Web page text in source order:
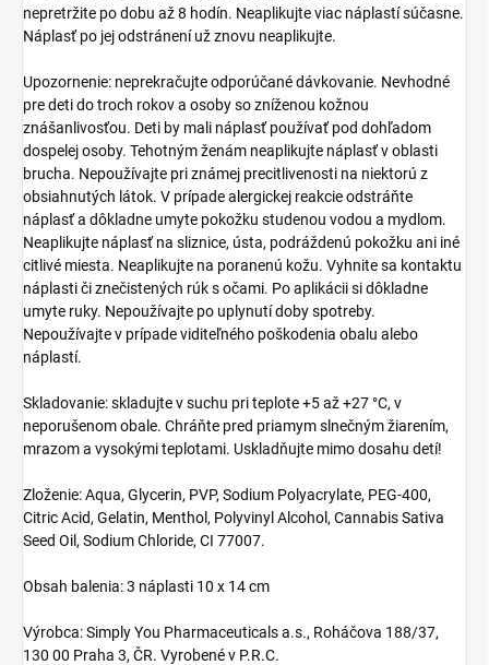
nepretržite po dobu až 8 hodín. Neaplikujte viac náplastí súčasne.
Náplasť po jej odstránení už znovu neaplikujte.
Upozornenie: neprekračujte odporúčané dávkovanie. Nevhodné
pre deti do troch rokov a osoby so zníženou kožnou
znášanlivosťou. Deti by mali náplasť používať pod dohľadom
dospelej osoby. Tehotným ženám neaplikujte náplasť v oblasti
brucha. Nepoužívajte pri známej precitlivenosti na niektorú z
obsiahnutých látok. V prípade alergickej reakcie odstráňte
náplasť a dôkladne umyte pokožku studenou vodou a mydlom.
Neaplikujte náplasť na sliznice, ústa, podráždenú pokožku ani iné
citlivé miesta. Neaplikujte na poranenú kožu. Vyhnite sa kontaktu
náplasti či znečistených rúk s očami. Po aplikácii si dôkladne
umyte ruky. Nepoužívajte po uplynutí doby spotreby.
Nepoužívajte v prípade viditeľného poškodenia obalu alebo
náplastí.
Skladovanie: skladujte v suchu pri teplote +5 až +27 °C, v
neporušenom obale. Chráňte pred priamym slnečným žiarením,
mrazom a vysokými teplotami. Uskladňujte mimo dosahu detí!
Zloženie: Aqua, Glycerin, PVP, Sodium Polyacrylate, PEG-400,
Citric Acid, Gelatin, Menthol, Polyvinyl Alcohol, Cannabis Sativa
Seed Oil, Sodium Chloride, CI 77007.
Obsah balenia: 3 náplasti 10 x 14 cm
Výrobca: Simply You Pharmaceuticals a.s., Roháčova 188/37,
130 00 Praha 3, ČR. Vyrobené v P.R.C.